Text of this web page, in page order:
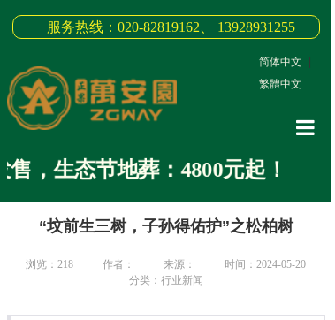
服务热线：020-82819162、 13928931255
简体中文
繁體中文
，生态节地葬：4800元起！
“坟前生三树，子孙得佑护”之松柏树
浏览： 218 作者： 来源：
时间：2024-05-20
分类：行业新闻